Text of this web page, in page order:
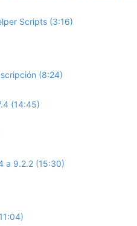
Scripts (3:16)
(8:24)
(14:45)
a 9.2.2 (15:30)